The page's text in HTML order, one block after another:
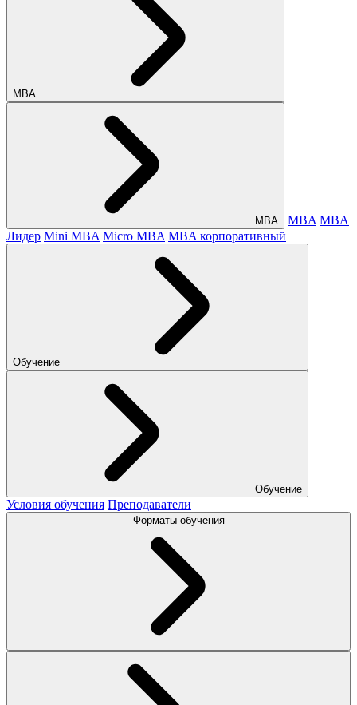
МВА
МВА MBA MBA
Лидер Mini MBA Micro MBA MBA корпоративный
Обучение
Обучение
Условия обучения Преподаватели
Форматы обучения